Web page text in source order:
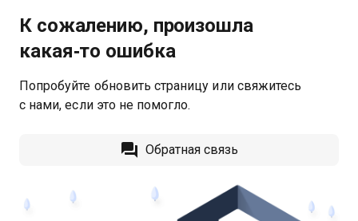
К сожалению, произошла
какая‑то ошибка
Попробуйте обновить страницу или свяжитесь
с нами, если это не помогло.
Обратная связь